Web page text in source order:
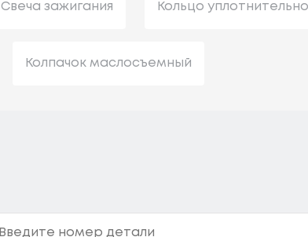
Свеча зажигания Кольцо
Колпачок маслосъемный